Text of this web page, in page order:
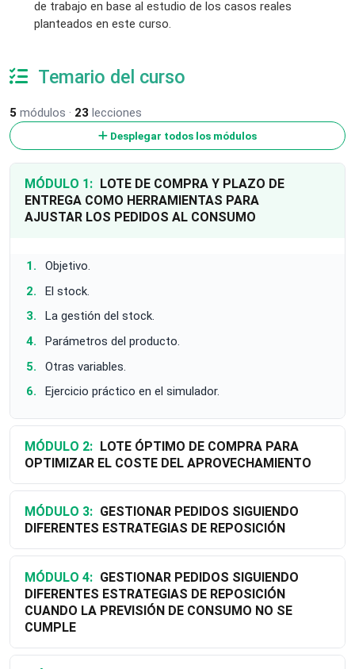
de trabajo en base al estudio de los casos reales
planteados en este curso.
Temario del curso
5 módulos · 23 lecciones
Desplegar todos los módulos
MÓDULO 1:
ENTREGA COMO HERRAMIENTAS PARA
AJUSTAR LOS PEDIDOS AL CONSUMO
Objetivo.
El stock.
La gestión del stock.
Parámetros del producto.
Otras variables.
Ejercicio práctico en el simulador.
MÓDULO 2:
OPTIMIZAR EL COSTE DEL APROVECHAMIENTO
MÓDULO 3:
DIFERENTES ESTRATEGIAS DE REPOSICIÓN
MÓDULO 4:
DIFERENTES ESTRATEGIAS DE REPOSICIÓN
CUANDO LA PREVISIÓN DE CONSUMO NO SE
CUMPLE